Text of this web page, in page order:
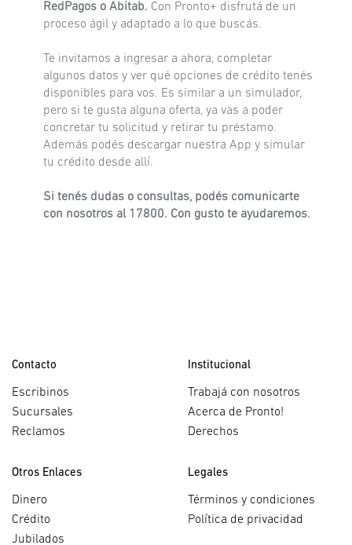
RedPagos o Abitab. Con Pronto+ disfrutá de un
proceso ágil y adaptado a lo que buscás.
Te invitamos a ingresar a ahora, completar
algunos datos y ver qué opciones de crédito tenés
disponibles para vos. Es similar a un simulador,
pero si te gusta alguna oferta, ya vas a poder
concretar tu solicitud y retirar tu préstamo.
Además podés descargar nuestra App y simular
tu crédito desde allí.
Si tenés dudas o consultas, podés comunicarte
con nosotros al 17800. Con gusto te ayudaremos.
Contacto
Escribinos
Sucursales
Reclamos
Institucional
Trabajá con nosotros
Acerca de Pronto!
Derechos
Otros Enlaces
Dinero
Crédito
Jubilados
Legales
Términos y condiciones
Política de privacidad